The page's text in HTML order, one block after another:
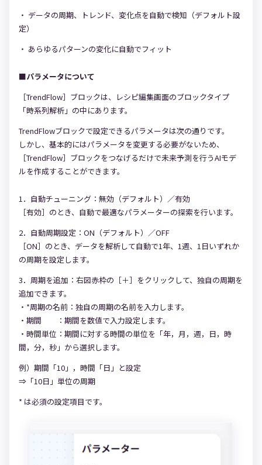
データの周期、トレンド、変化点を自動で検知（デフォルト設
定）
あらゆるパターンの変化に自動でフィット
■パラメータについて
［TrendFlow］ブロックは、レシピ編集画面のブロックタイプ
「時系列解析」の中にあります。
TrendFlowブロックで設定できるパラメータは次の通りです。
しかし、基本的にはパラメータを変更する必要がないため、
［TrendFlow］ブロックをつなげるだけで未来予測を行うAIモデ
ルを作成することができます。
1．自動チューニング：無効（デフォルト）／有効
［有効］のとき、自動で最適なパラメーターの探索を行います。
2．自動周期設定：ON（デフォルト）／OFF
［ON］のとき、データを解析して自動で1年、1週、1日いずれか
の周期を設定します。
3．周期を追加：右図赤枠の［＋］をクリックして、独自の周期を
追加できます。
・*周期の名前：独自の周期の名前を入力します。
・期間 ：期間を数値で入力設定します。
・時間単位：期間に対する時間の単位を「年，月，週，日，時
間，分，秒」から選択します。
例）期間「10」，時間「日」と設定
⇒「10日」単位の周期
* は必須の設定項目です。